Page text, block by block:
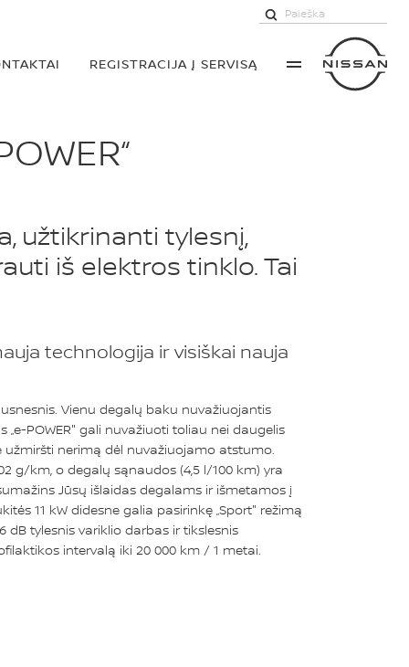
REGISTRACIJA Į SERVISĄ
užtikrinanti tylesnį,
iš elektros tinklo. Tai
technologija ir visiškai nauja
Vienu degalų baku nuvažiuojantis
„e-POWER" gali nuvažiuoti toliau nei daugelis
užmiršti nerimą dėl nuvažiuojamo atstumo.
g/km, o degalų sąnaudos (4,5 l/100 km) yra
Jūsų išlaidas degalams ir išmetamos į
11 kW didesne galia pasirinkę „Sport" režimą
dB tylesnis variklio darbas ir tikslesnis
intervalą iki 20 000 km / 1 metai.